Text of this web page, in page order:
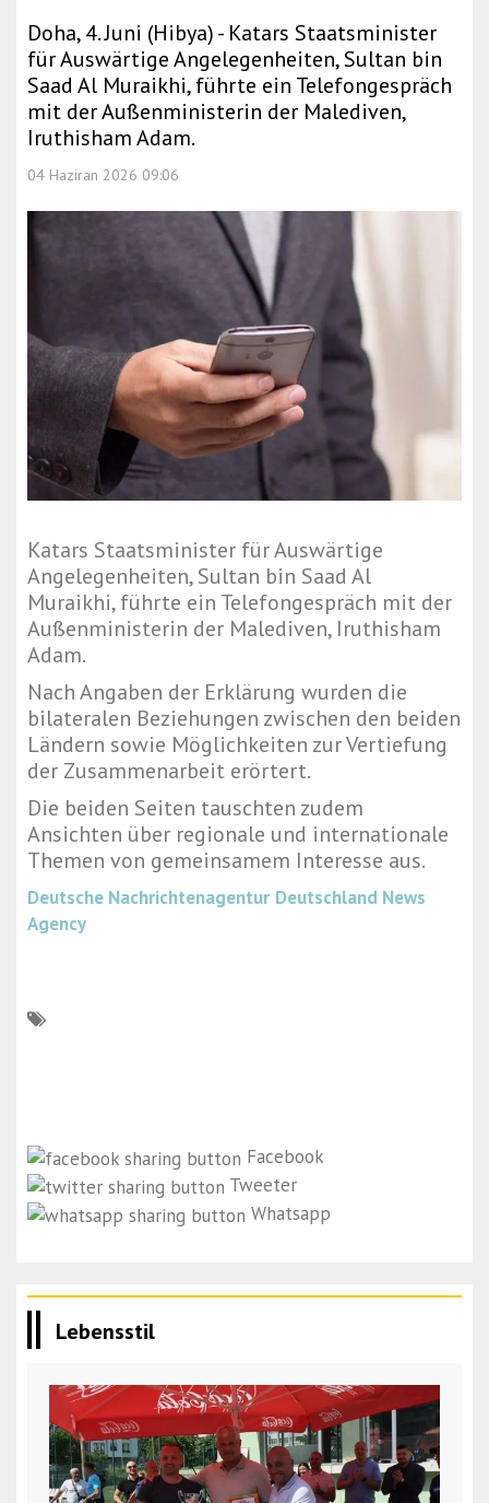
Doha, 4. Juni (Hibya) - Katars Staatsminister
für Auswärtige Angelegenheiten, Sultan bin
Saad Al Muraikhi, führte ein Telefongespräch
mit der Außenministerin der Malediven,
Iruthisham Adam.
04 Haziran 2026 09:06
Katars Staatsminister für Auswärtige
Angelegenheiten, Sultan bin Saad Al
Muraikhi, führte ein Telefongespräch mit der
Außenministerin der Malediven, Iruthisham
Adam.
Nach Angaben der Erklärung wurden die
bilateralen Beziehungen zwischen den beiden
Ländern sowie Möglichkeiten zur Vertiefung
der Zusammenarbeit erörtert.
Die beiden Seiten tauschten zudem
Ansichten über regionale und internationale
Themen von gemeinsamem Interesse aus.
Deutsche Nachrichtenagentur Deutschland News
Agency
Facebook
Tweeter
Whatsapp
Lebensstil